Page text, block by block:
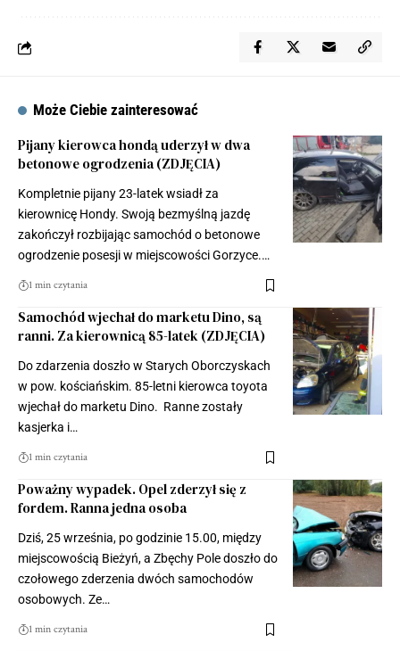
Może Ciebie zainteresować
Pijany kierowca hondą uderzył w dwa
betonowe ogrodzenia (ZDJĘCIA)
Kompletnie pijany 23-latek wsiadł za
kierownicę Hondy. Swoją bezmyślną jazdę
zakończył rozbijając samochód o betonowe
ogrodzenie posesji w miejscowości Gorzyce.…
1 min czytania
Samochód wjechał do marketu Dino, są
ranni. Za kierownicą 85-latek (ZDJĘCIA)
Do zdarzenia doszło w Starych Oborczyskach
w pow. kościańskim. 85-letni kierowca toyota
wjechał do marketu Dino. Ranne zostały
kasjerka i…
1 min czytania
Poważny wypadek. Opel zderzył się z
fordem. Ranna jedna osoba
Dziś, 25 września, po godzinie 15.00, między
miejscowością Bieżyń, a Zbęchy Pole doszło do
czołowego zderzenia dwóch samochodów
osobowych. Ze…
1 min czytania